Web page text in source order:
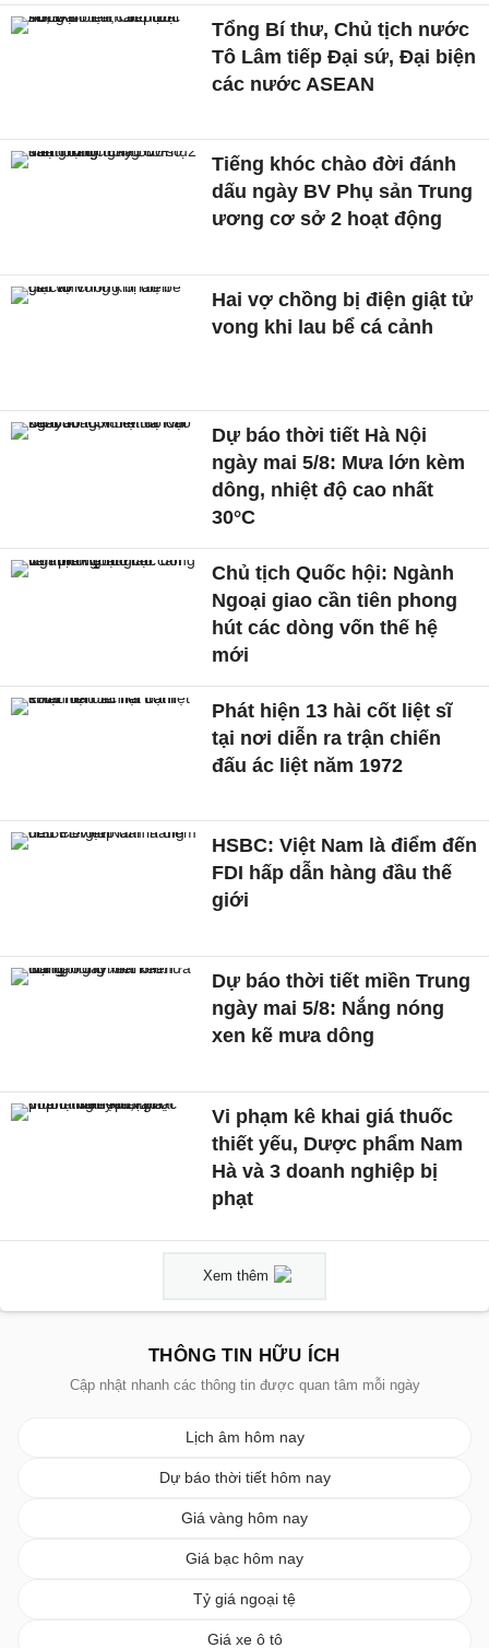
Tổng Bí thư, Chủ tịch nước
Tô Lâm tiếp Đại sứ, Đại biện
các nước ASEAN
Tiếng khóc chào đời đánh
dấu ngày BV Phụ sản Trung
ương cơ sở 2 hoạt động
Hai vợ chồng bị điện giật tử
vong khi lau bể cá cảnh
Dự báo thời tiết Hà Nội
ngày mai 5/8: Mưa lớn kèm
dông, nhiệt độ cao nhất
30°C
Chủ tịch Quốc hội: Ngành
Ngoại giao cần tiên phong
hút các dòng vốn thế hệ
mới
Phát hiện 13 hài cốt liệt sĩ
tại nơi diễn ra trận chiến
đấu ác liệt năm 1972
HSBC: Việt Nam là điểm đến
FDI hấp dẫn hàng đầu thế
giới
Dự báo thời tiết miền Trung
ngày mai 5/8: Nắng nóng
xen kẽ mưa dông
Vi phạm kê khai giá thuốc
thiết yếu, Dược phẩm Nam
Hà và 3 doanh nghiệp bị
phạt
Xem thêm
THÔNG TIN HỮU ÍCH
Cập nhật nhanh các thông tin được quan tâm mỗi ngày
Lịch âm hôm nay
Dự báo thời tiết hôm nay
Giá vàng hôm nay
Giá bạc hôm nay
Tỷ giá ngoại tệ
Giá xe ô tô